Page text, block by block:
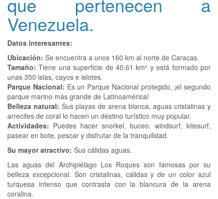
Venezuela.
Datos interesantes:
Ubicación: Se encuentra a unos 160 km al norte de Caracas.
Tamaño: Tiene una superficie de 40.61 km² y está formado por
unas 350 islas, cayos e islotes.
Parque Nacional: Es un Parque Nacional protegido, ¡el segundo
parque marino más grande de Latinoamérica!
Belleza natural: Sus playas de arena blanca, aguas cristalinas y
arrecifes de coral lo hacen un destino turístico muy popular.
Actividades: Puedes hacer snorkel, buceo, windsurf, kitesurf,
pasear en bote, pescar y disfrutar de la tranquilidad.
Su mayor atractivo: Sus cálidas aguas.
Las aguas del Archipiélago Los Roques son famosas por su
belleza excepcional. Son cristalinas, cálidas y de un color azul
turquesa intenso que contrasta con la blancura de la arena
coralina.